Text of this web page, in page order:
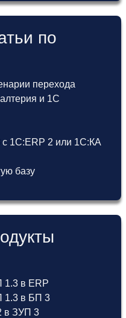
по
перехода
и 1С
1С:ERP 2 или 1С:КА
базу
1.3 в ERP
1.3 в БП 3
в ЗУП 3